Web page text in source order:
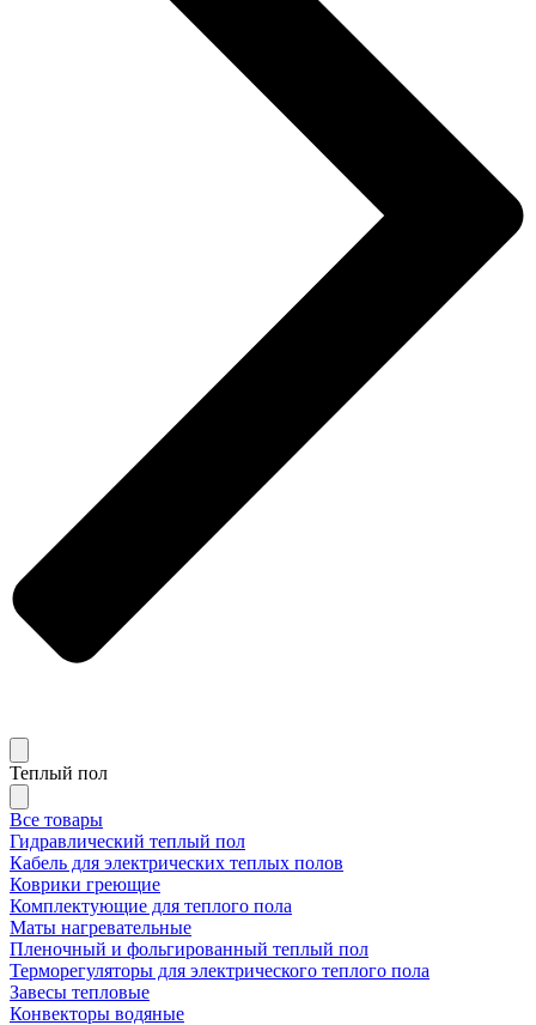
Теплый пол
Все товары
Гидравлический теплый пол
Кабель для электрических теплых полов
Коврики греющие
Комплектующие для теплого пола
Маты нагревательные
Пленочный и фольгированный теплый пол
Терморегуляторы для электрического теплого пола
Завесы тепловые
Конвекторы водяные